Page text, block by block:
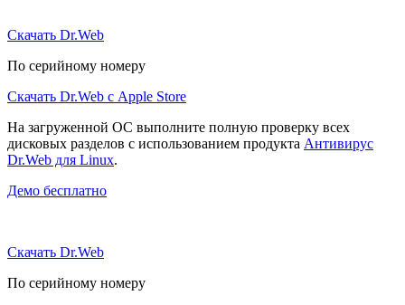
Скачать Dr.Web
По серийному номеру
Скачать Dr.Web с Apple Store
На загруженной ОС выполните полную проверку всех
дисковых разделов с использованием продукта Антивирус
Dr.Web для Linux.
Демо бесплатно
Скачать Dr.Web
По серийному номеру